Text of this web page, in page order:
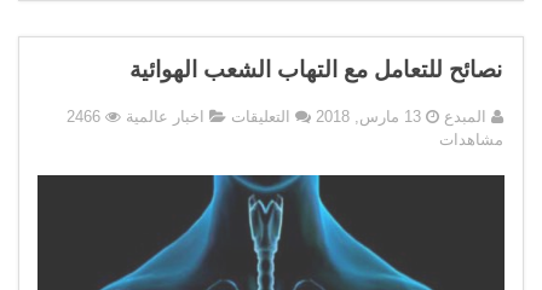
نصائح للتعامل مع التهاب الشعب الهوائية
المبدع 13 مارس, 2018 التعليقات على
مع
التهاب
الشعب
الهوائية
مغلقة
اخبار عالمية
2466
مشاهدات